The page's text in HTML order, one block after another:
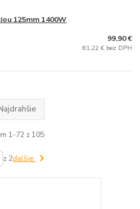
125mm 1400W
99,90 €
81,22 € bez DPH
1-72 z 105
z 2ďalšie